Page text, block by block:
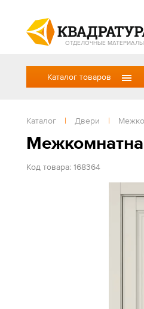
ОТДЕЛОЧНЫЕ МАТЕРИАЛЫ
Каталог товаров
Каталог | Двери |
Код товара: 168364